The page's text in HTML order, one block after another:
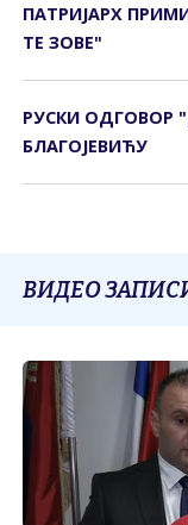
ПАТРИЈАРХ
ТЕ ЗОВЕ"
РУСКИ ОДГОВОР
БЛАГОЈЕВИЋУ
ВИДЕО